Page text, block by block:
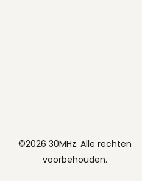
©2026 30MHz. Alle rechten
voorbehouden.